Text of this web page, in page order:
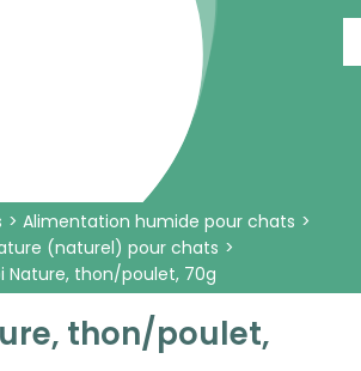
Alimentation humide pour chats
(naturel) pour chats
Nature, thon/poulet, 70g
thon/poulet,